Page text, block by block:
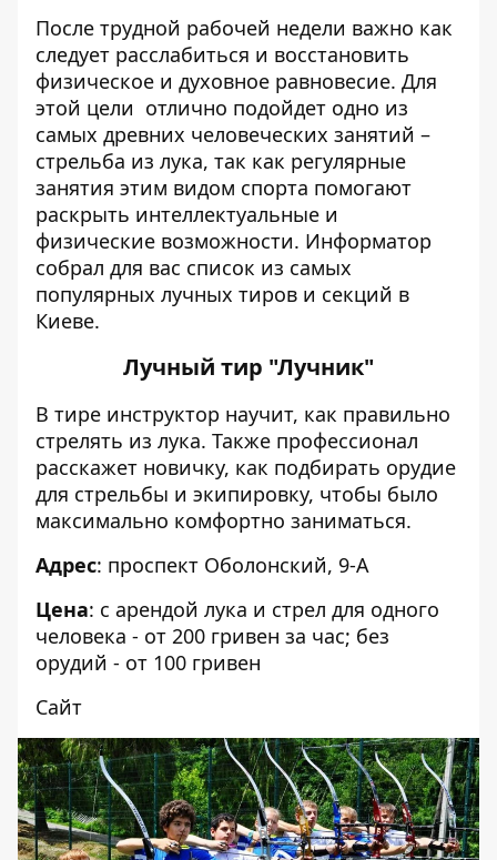
После трудной рабочей недели важно как
следует расслабиться и восстановить
физическое и духовное равновесие. Для
этой цели отлично подойдет одно из
самых древних человеческих занятий –
стрельба из лука, так как регулярные
занятия этим видом спорта помогают
раскрыть интеллектуальные и
физические возможности. Информатор
собрал для вас список из самых
популярных лучных тиров и секций в
Киеве.
Лучный тир "Лучник"
В тире инструктор научит, как правильно
стрелять из лука. Также профессионал
расскажет новичку, как подбирать орудие
для стрельбы и экипировку, чтобы было
максимально комфортно заниматься.
Адрес: проспект Оболонский, 9-А
Цена: с арендой лука и стрел для одного
человека - от 200 гривен за час; без
орудий - от 100 гривен
Сайт